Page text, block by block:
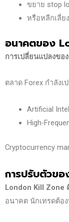
ขยาย stop
หรือหลีกเลี่ย
อนาคตของ
การเปลี่ยนแปลงขอ
ตลาด Forex กำลังเ
Artificial
High-
Cryptocurrency
การปรับตัวขอ
London Kill Zone
อนาคต นักเทรดต้อ